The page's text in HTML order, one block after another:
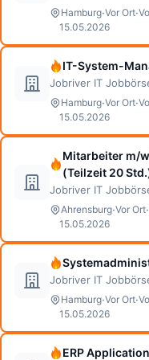
Hamburg·Vor Ort·
15.05.2026
IT-System-
Jobriver IT
Hamburg·Vor Ort·
15.05.2026
Mitarbeiter m/
(Teilzeit 20
Jobriver IT
Ahrensburg·Vor Ort·
15.05.2026
Jobriver IT
Hamburg·Vor Ort·
15.05.2026
ERP